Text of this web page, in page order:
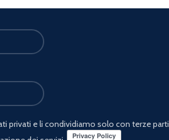
privati e li condividiamo solo con terze parti